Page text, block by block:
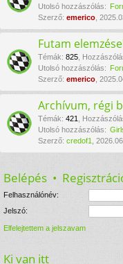
Utolsó hozzászólás:
Szerző: emerico ,
Futam
Témák: 825
Utolsó hozzászólás:
Szerző: emerico ,
Archívum, régi
Témák: 421
Utolsó hozzászólás:
Szerző: credof1 ,
Belépés •
Felhasználónév:
Jelszó:
Elfelejtettem a jelszavam
Ki van itt